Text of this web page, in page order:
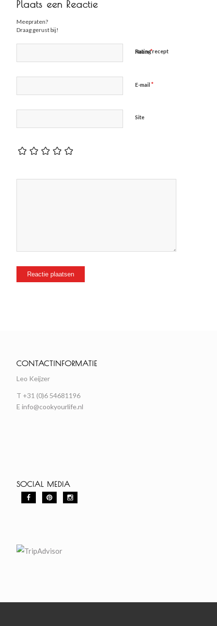
Plaats een Reactie
Meepraten?
Draag gerust bij!
Naam*
E-mail *
Site
Rating recept
CONTACTINFORMATIE
Leo Keijzer
T +31 (0)6 54681196
E info@cookyourlife.nl
SOCIAL MEDIA